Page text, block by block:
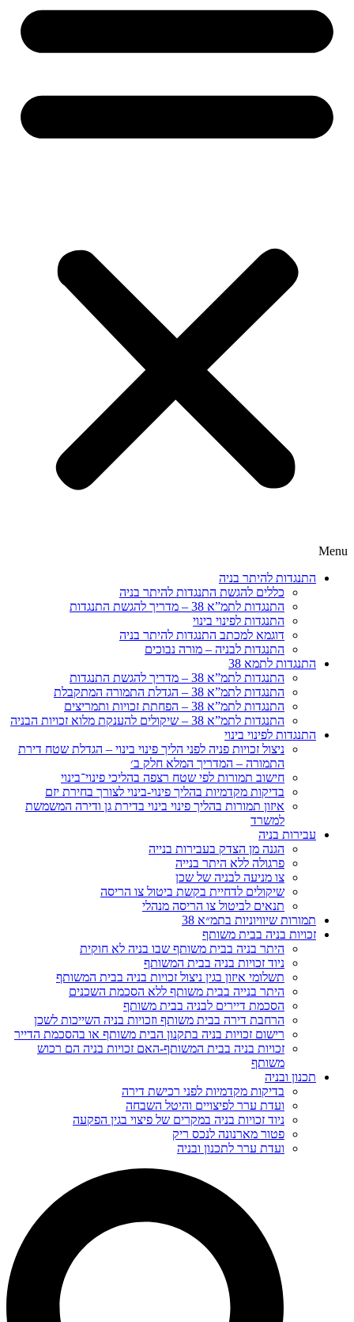
Menu
התנגדות להיתר בניה
כללים להגשת התנגדות להיתר בניה
התנגדות לתמ”א 38 – מדריך להגשת התנגדות
התנגדות לפינוי בינוי
דוגמא למכתב התנגדות להיתר בניה
התנגדות לבניה – מורה נבוכים
התנגדות לתמא 38
התנגדות לתמ”א 38 – מדריך להגשת התנגדות
התנגדות לתמ”א 38 – הגדלת התמורה המתקבלת
התנגדות לתמ”א 38 – הפחתת זכויות ותמריצים
התנגדות לתמ”א 38 – שיקולים להענקת מלוא זכויות הבניה
התנגדות לפינוי בינוי
ניצול זכויות פניה לפני הליך פינוי בינוי – הגדלת שטח דירת
התמורה – המדריך המלא חלק ב׳
חישוב תמורות לפי שטח רצפה בהליכי פינוי־בינוי
בדיקות מקדמיות בהליך פינוי-בינוי לצורך בחירת יזם
איזון תמורות בהליך פינוי בינוי בדירת גן ודירה המשמשת
למשרד
עבירות בניה
הגנה מן הצדק בעבירות בנייה
פרגולה ללא היתר בנייה
צו מניעה לבניה של שכן
שיקולים לדחיית בקשת ביטול צו הריסה
תנאים לביטול צו הריסה מנהלי
תמורות שיוויוניות בתמ״א 38
זכויות בניה בבית משותף
היתר בניה בבית משותף שבו בניה לא חוקית
ניוד זכויות בניה בבית המשותף
תשלומי איזון בגין ניצול זכויות בניה בבית המשותף
היתר בנייה בבית משותף ללא הסכמת השכנים
הסכמת דיירים לבניה בבית משותף
הרחבת דירה בבית משותף וזכויות בניה השייכות לשכן
רישום זכויות בניה בתקנון הבית משותף או בהסכמת הדייר
זכויות בניה בבית המשותף-האם זכויות בניה הם רכוש
משותף
תכנון ובניה
בדיקות מקדמיות לפני רכישת דירה
ועדת ערר לפיצויים והיטל השבחה
ניוד זכויות בניה במקרים של פיצוי בגין הפקעה
פטור מארנונה לנכס ריק
ועדת ערר לתכנון ובניה